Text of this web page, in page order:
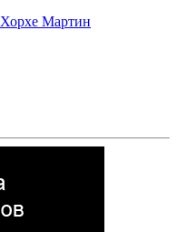
Хорхе Мартин